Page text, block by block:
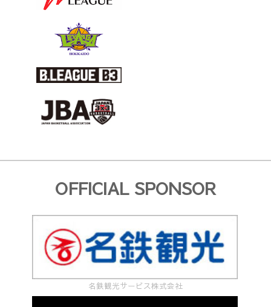
OFFICIAL SPONSOR
名鉄観光サービス株式会社